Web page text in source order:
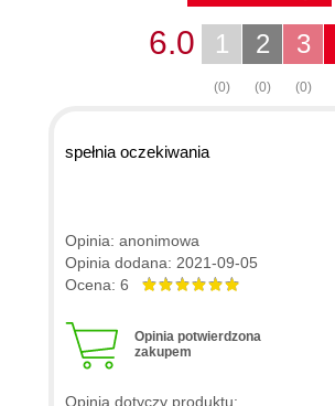
3
(0)
2
(0)
1
(0)
6.0
spełnia oczekiwania
Opinia: anonimowa
Opinia dodana: 2021-09-05
Ocena: 6
Opinia potwierdzona
zakupem
Opinia dotyczy produktu: